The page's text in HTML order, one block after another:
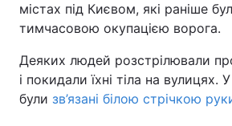
містах під Києвом, які раніше
тимчасовою окупацією ворога.
Деяких людей розстрілювали
і покидали їхні тіла на вулицях.
були зв’язані білою стрічкою